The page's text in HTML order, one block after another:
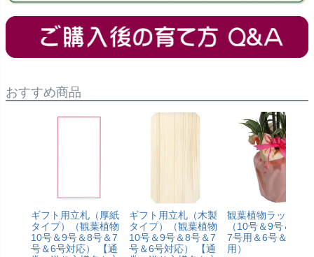
おすすめ商品
ギフト用立札（厚紙
タイプ）（観葉植物
10号＆9号＆8号＆7
号＆6号対応） 【通
ギフト用立札（木製
タイプ）（観葉植物
10号＆9号＆8号＆7
号＆6号対応） 【通
観葉植物ラッピン
（10号＆9号＆8号
7号用＆6号＆5号
用）